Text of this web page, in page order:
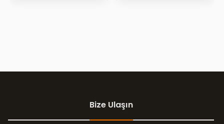
Bize Ulaşın